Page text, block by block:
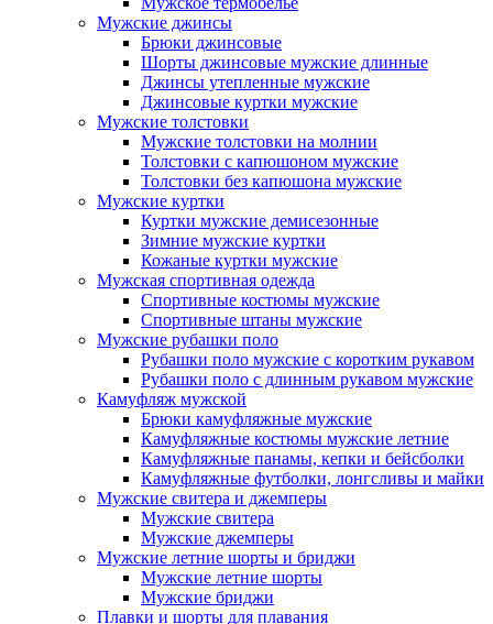
Мужские джинсы
Брюки джинсовые
Шорты джинсовые мужские длинные
Джинсы утепленные мужские
Джинсовые куртки мужские
Мужские толстовки
Мужские толстовки на молнии
Толстовки с капюшоном мужские
Толстовки без капюшона мужские
Мужские куртки
Куртки мужские демисезонные
Зимние мужские куртки
Кожаные куртки мужские
Мужская спортивная одежда
Спортивные костюмы мужские
Спортивные штаны мужские
Мужские рубашки поло
Рубашки поло мужские с коротким рукавом
Рубашки поло с длинным рукавом мужские
Камуфляж мужской
Брюки камуфляжные мужские
Камуфляжные костюмы мужские летние
Камуфляжные панамы, кепки и бейсболки
Камуфляжные футболки, лонгсливы и майки
Мужские свитера и джемперы
Мужские свитера
Мужские джемперы
Мужские летние шорты и бриджи
Мужские летние шорты
Мужские бриджи
Плавки и шорты для плавания